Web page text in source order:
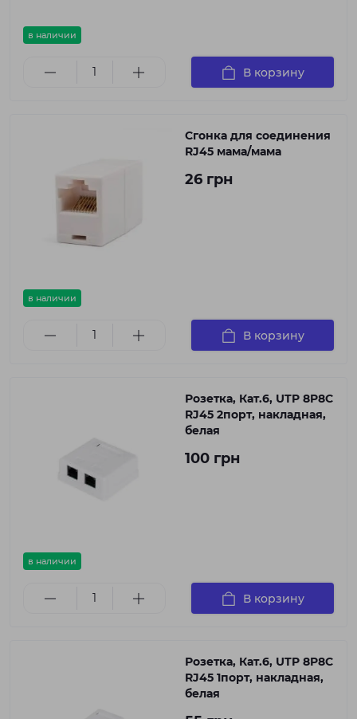
в наличии
В корзину
в наличии
Сгонка для соединения
RJ45 мама/мама
26 грн
В корзину
в наличии
Розетка, Кат.6, UTP 8P8C
RJ45 2порт, накладная,
белая
100 грн
В корзину
Розетка, Кат.6, UTP 8P8C
RJ45 1порт, накладная,
белая